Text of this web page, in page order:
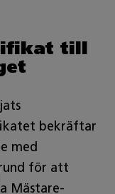
till
bekräftar
med
för att
Mästare-